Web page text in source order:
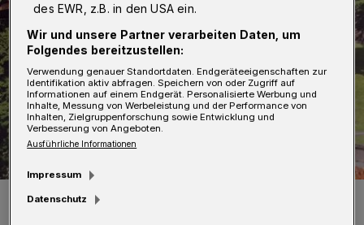
Der Kalender von diesem Jahr.
des EWR, z.B. in den USA ein.
Wir und unsere Partner verarbeiten Daten, um
Folgendes bereitzustellen:
Verwendung genauer Standortdaten. Endgeräteeigenschaften zur
Identifikation aktiv abfragen. Speichern von oder Zugriff auf
Informationen auf einem Endgerät. Personalisierte Werbung und
Inhalte, Messung von Werbeleistung und der Performance von
Inhalten, Zielgruppenforschung sowie Entwicklung und
Verbesserung von Angeboten.
Ausführliche Informationen
Impressum
Datenschutz